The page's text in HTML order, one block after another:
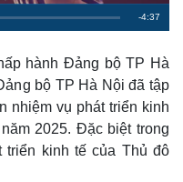
R
a
i
n
-4:37
hành Đảng bộ TP Hà
bộ TP Hà Nội đã tập
nhiệm vụ phát triển kinh
2025. Đặc biệt trong
kinh tế của Thủ đô